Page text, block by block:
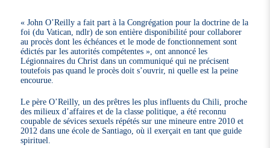
« John O’Reilly a fait part à la Congrégation pour la doctrine de la
foi (du Vatican, ndlr) de son entière disponibilité pour collaborer
au procès dont les échéances et le mode de fonctionnement sont
édictés par les autorités compétentes », ont annoncé les
Légionnaires du Christ dans un communiqué qui ne précisent
toutefois pas quand le procès doit s’ouvrir, ni quelle est la peine
encourue.
Le père O’Reilly, un des prêtres les plus influents du Chili, proche
des milieux d’affaires et de la classe politique, a été reconnu
coupable de sévices sexuels répétés sur une mineure entre 2010 et
2012 dans une école de Santiago, où il exerçait en tant que guide
spirituel.